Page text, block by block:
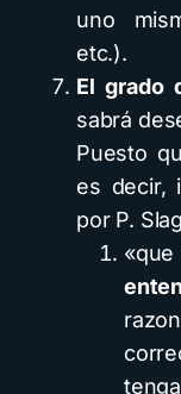
uno
etc.).
El grado
sabrá
Puesto
es decir,
por P.